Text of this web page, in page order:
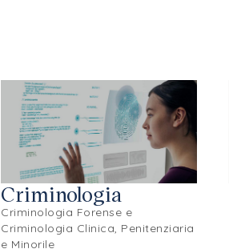
Criminologia
Criminologia Forense e
Criminologia Clinica, Penitenziaria
e Minorile